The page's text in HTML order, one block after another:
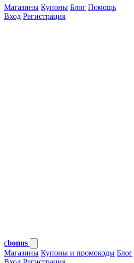
Магазины Купоны Блог Помощь
Вход Регистрация
cbonus
Магазины Купоны и промокоды Блог